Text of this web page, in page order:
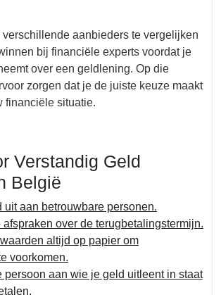
verschillende aanbieders te vergelijken
bij financiële experts voordat je
over een geldlening. Op die
zorgen dat je de juiste keuze maakt
financiële situatie.
Verstandig Geld
België
uit aan betrouwbare personen.
over de terugbetalingstermijn.
altijd op papier om
voorkomen.
persoon aan wie je geld uitleent in staat